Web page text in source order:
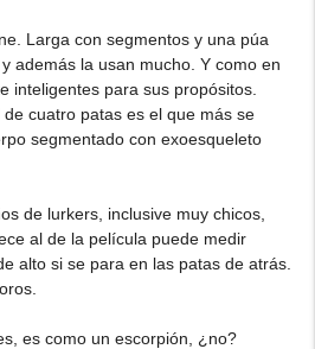
Larga con segmentos y una púa
además la usan mucho. Y como en
inteligentes para sus propósitos.
cuatro patas es el que más se
segmentado con exoesqueleto
de lurkers, inclusive muy chicos,
al de la película puede medir
alto si se para en las patas de atrás.
es como un escorpión, ¿no?